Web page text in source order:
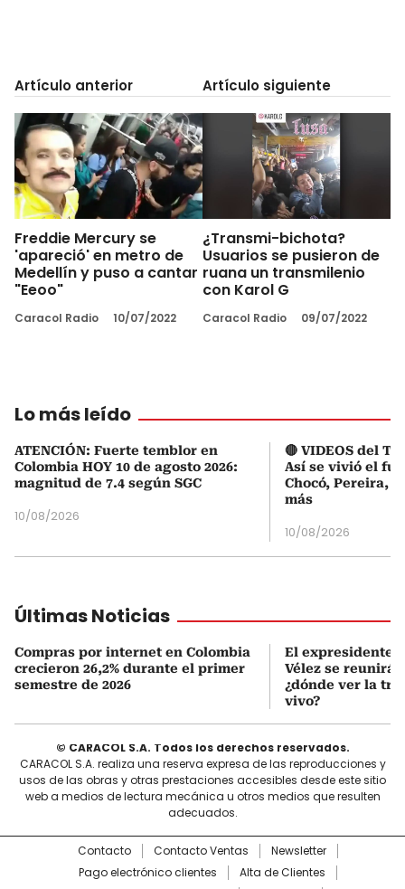
Artículo anterior
Freddie Mercury se
'apareció' en metro de
Medellín y puso a cantar
"Eeoo"
Caracol Radio 10/07/2022
Artículo siguiente
¿Transmi-bichota?
Usuarios se pusieron de
ruana un transmilenio
con Karol G
Caracol Radio 09/07/2022
Lo más leído
ATENCIÓN: Fuerte temblor en
Colombia HOY 10 de agosto 2026:
magnitud de 7.4 según SGC
10/08/2026
🔴 VIDEOS del
Así se vivió el
Chocó, Pereira,
más
10/08/2026
Últimas Noticias
Compras por internet en Colombia
crecieron 26,2% durante el primer
semestre de 2026
El expresidente
Vélez se reunirá
¿dónde ver la
vivo?
© CARACOL S.A. Todos los derechos reservados.
CARACOL S.A. realiza una reserva expresa de las reproducciones y
usos de las obras y otras prestaciones accesibles desde este sitio
web a medios de lectura mecánica u otros medios que resulten
adecuados.
Contacto Contacto Ventas
Newsletter
Pago electrónico clientes
Alta de Clientes